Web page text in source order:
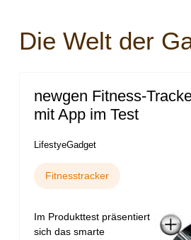
Die Welt der
newgen Fitness-
mit App im Test
LifestyeGadget
Fitnesstracker
Im Produkttest präsentiert
sich das smarte